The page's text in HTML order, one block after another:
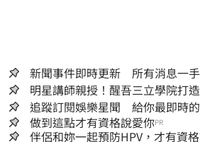
新聞事件即時更新 所有消息一手
明星講師親授！醒吾三立學院打
追蹤訂閱娛樂星聞 給你最即時
做到這點才有資格說愛你PR
伴侶和妳一起預防HPV，才有資格